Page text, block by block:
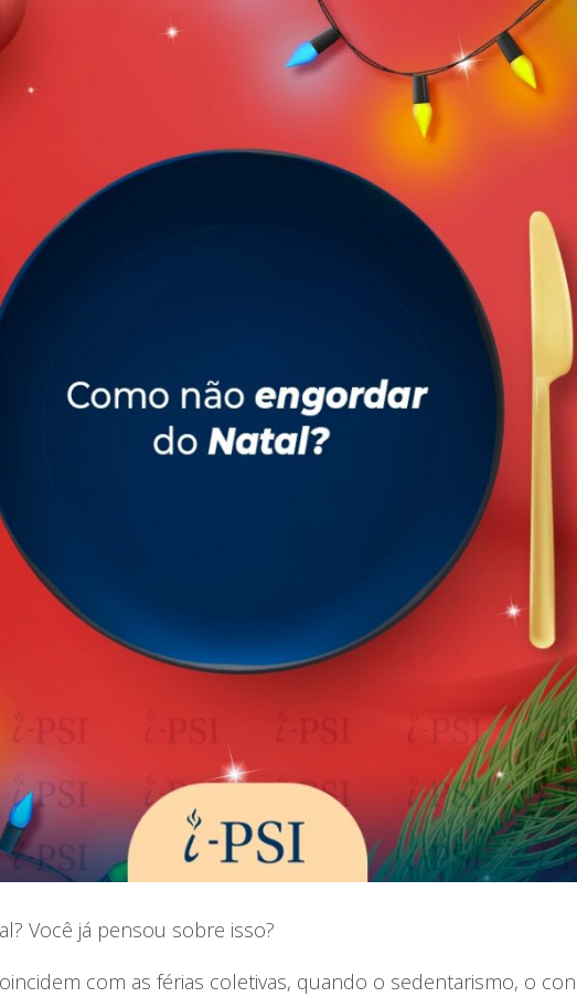
Você já pensou sobre isso?
com as férias coletivas, quando o sedentarismo, o